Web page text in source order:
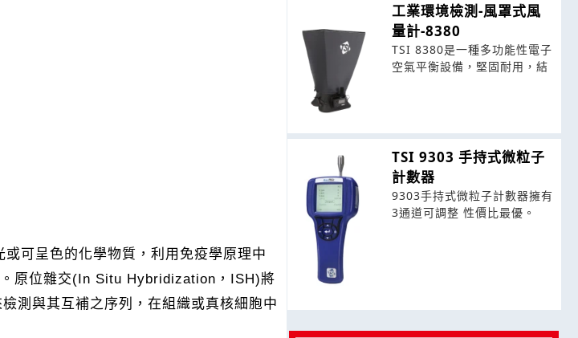
可呈色的化學物質，利用免疫學原理中
原位雜交(In Situ Hybridization，ISH)將
測與其互補之序列，在組織或真核細胞中
工業環境檢測-風罩式風
量計-8380
TSI 8380是一種多功能性電子
空氣平衡設備，堅固耐用，結
TSI 9303 手持式微粒子
計數器
9303手持式微粒子計數器擁有
3通道可調整 性價比最優。